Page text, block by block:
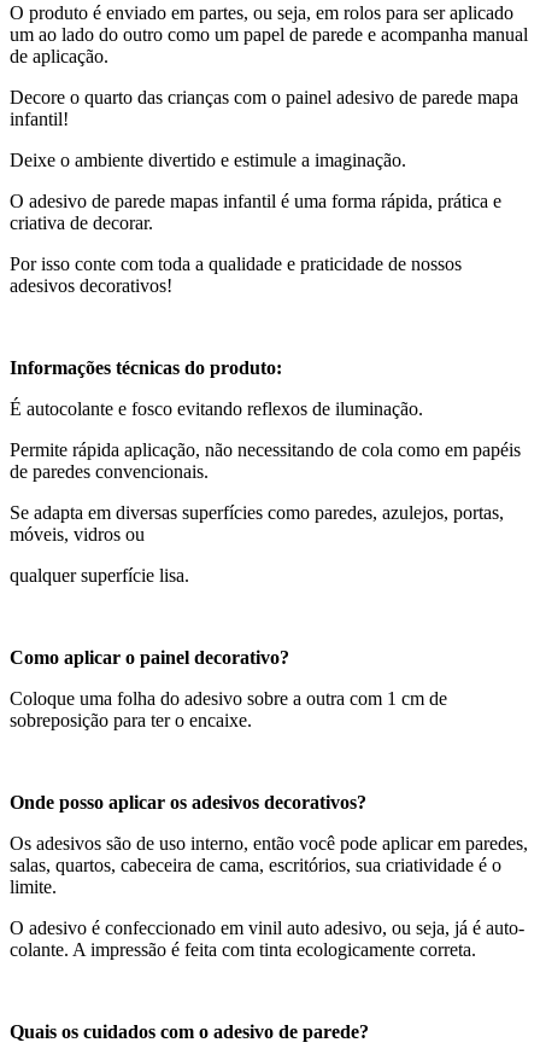
O produto é enviado em partes, ou seja, em rolos para ser aplicado
um ao lado do outro como um papel de parede e acompanha manual
de aplicação.
Decore o quarto das crianças com o painel adesivo de parede mapa
infantil!
Deixe o ambiente divertido e estimule a imaginação.
O adesivo de parede mapas infantil é uma forma rápida, prática e
criativa de decorar.
Por isso conte com toda a qualidade e praticidade de nossos
adesivos decorativos!
Informações técnicas do produto:
É autocolante e fosco evitando reflexos de iluminação.
Permite rápida aplicação, não necessitando de cola como em papéis
de paredes convencionais.
Se adapta em diversas superfícies como paredes, azulejos, portas,
móveis, vidros ou
qualquer superfície lisa.
Como aplicar o painel decorativo?
Coloque uma folha do adesivo sobre a outra com 1 cm de
sobreposição para ter o encaixe.
Onde posso aplicar os adesivos decorativos?
Os adesivos são de uso interno, então você pode aplicar em paredes,
salas, quartos, cabeceira de cama, escritórios, sua criatividade é o
limite.
O adesivo é confeccionado em vinil auto adesivo, ou seja, já é auto-
colante. A impressão é feita com tinta ecologicamente correta.
Quais os cuidados com o adesivo de parede?